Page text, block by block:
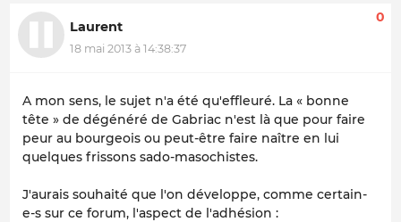
Laurent
18 mai 2013 à 14:38:37
0
A mon sens, le sujet n'a été qu'effleuré. La « bonne
tête » de dégénéré de Gabriac n'est là que pour faire
peur au bourgeois ou peut-être faire naître en lui
quelques frissons sado-masochistes.
J'aurais souhaité que l'on développe, comme certain-
e-s sur ce forum, l'aspect de l'adhésion :